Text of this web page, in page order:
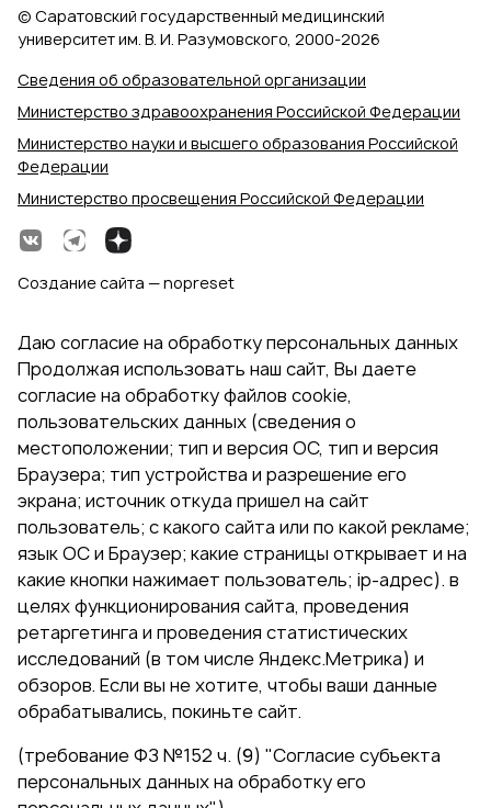
Сведения об образовательной организации
Министерство здравоохранения Российской Федерации
Министерство науки и высшего образования Российской
Федерации
Министерство просвещения Российской Федерации
© Саратовский государственный медицинский
университет им. В. И. Разумовского, 2000‑2026
Создание сайта — nopreset
Даю согласие на обработку персональных данных
Продолжая использовать наш сайт, Вы даете
согласие на обработку файлов cookie,
пользовательских данных (сведения о
местоположении; тип и версия ОС, тип и версия
Браузера; тип устройства и разрешение его
экрана; источник откуда пришел на сайт
пользователь; с какого сайта или по какой рекламе;
язык ОС и Браузер; какие страницы открывает и на
какие кнопки нажимает пользователь; ip-адрес). в
целях функционирования сайта, проведения
ретаргетинга и проведения статистических
исследований (в том числе Яндекс.Метрика) и
обзоров. Если вы не хотите, чтобы ваши данные
обрабатывались, покиньте сайт.
(требование ФЗ №152 ч. (9) "Согласие субъекта
персональных данных на обработку его